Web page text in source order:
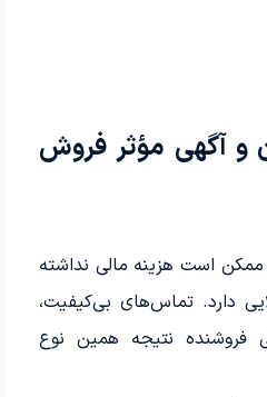
و آگهی مؤثر فروش
ممکن است هزینه مالی نداشته
دارد. تماس‌های بی‌کیفیت،
فروشنده نتیجه همین نوع